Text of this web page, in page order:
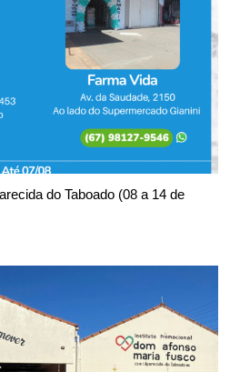
do Taboado (08 a 14 de